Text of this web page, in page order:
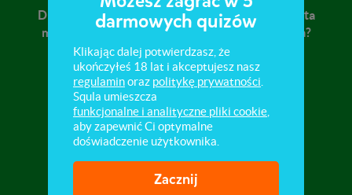
Dlaczego w lesie jest przyjemnie? Jakie zwierzęta
mieszkają w lesie? Jak wyglądają ich mieszkania?
Sprawdź, rozwiązując zadania.
darmowych quizów
Klikając dalej potwierdzasz, że
ukończyłeś 18 lat i akceptujesz nasz
regulaminoraz politykę prywatności
Squla umieszcza
funkcjonalne i analityczne pliki cookie
aby zapewnić Ci optymalne
doświadczenie użytkownika.
Zacznij